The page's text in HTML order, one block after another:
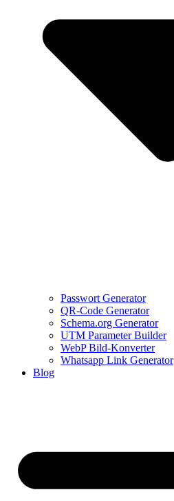
Passwort Generator
QR-Code Generator
Schema.org Generator
UTM Parameter Builder
WebP Bild-Konverter
Whatsapp Link Generator
Blog